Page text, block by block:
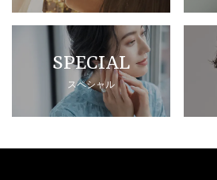
SPECIAL
スペシャル